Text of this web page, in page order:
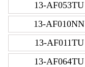
13-AF053TU
13-AF010NN
13-AF011TU
13-AF064TU